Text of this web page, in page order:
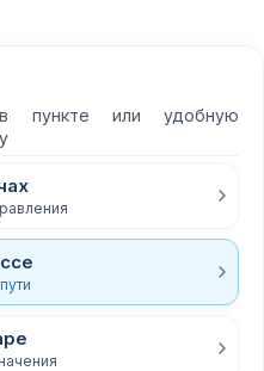
пункте или удобную